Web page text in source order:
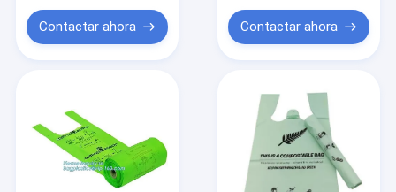
Productos
Sobre nosotros
Viaje de la fábrica
Contactar ahora
RRPP biodegradables
de la bolsa de las
camiseta
Contactar ahora